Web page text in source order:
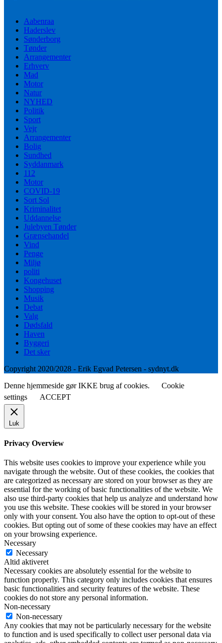
Aabenraa
Haderslev
Sønderborg
Tønder
Arrangementer
Erhverv
Mad
Motor
Natur
NYHED
Politik
Sport
Vejr
Arrangementer
Bolig
Sundhed
Syddanmark
112
Motor
COVID-19
Sort Sol
Kriminalitet
Uddannelse
Julebyen Tønder
Grænsehandel
Vind
Penge
Miljø
politi
Kongehuset
Shopping
Musik
Debat
Valg
Dødsfald
Haven
Byggeri
Det sker
Copyright 2020/2028 - Erik Egvad Petersen - sydnyt.dk
Denne hjemmeside gør IKKE brug af cookies.
Cookie
settings
ACCEPT
Luk
Privacy Overview
This website uses cookies to improve your experience while you
navigate through the website. Out of these cookies, the cookies that
are categorized as necessary are stored on your browser as they are
essential for the working of basic functionalities of the website. We
also use third-party cookies that help us analyze and understand how
you use this website. These cookies will be stored in your browser
only with your consent. You also have the option to opt-out of these
cookies. But opting out of some of these cookies may have an effect
on your browsing experience.
Necessary
Necessary
Altid aktiveret
Necessary cookies are absolutely essential for the website to
function properly. This category only includes cookies that ensures
basic functionalities and security features of the website. These
cookies do not store any personal information.
Non-necessary
Non-necessary
Any cookies that may not be particularly necessary for the website
to function and is used specifically to collect user personal data via